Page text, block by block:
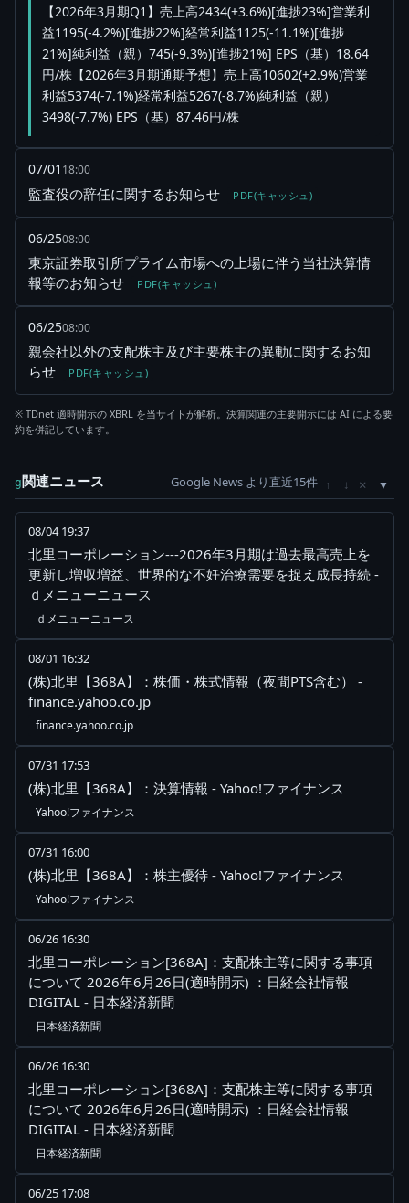
【2026年3月期Q1】売上高2434(+3.6%)[進捗23%]営業利
益1195(-4.2%)[進捗22%]経常利益1125(-11.1%)[進捗
21%]純利益（親）745(-9.3%)[進捗21%] EPS（基）18.64
円/株【2026年3月期通期予想】売上高10602(+2.9%)営業
利益5374(-7.1%)経常利益5267(-8.7%)純利益（親）
3498(-7.7%) EPS（基）87.46円/株
07/01 18:00
監査役の辞任に関するお知らせ PDF(キャッシュ)
06/2508:00
東京証券取引所プライム市場への上場に伴う当社決算情
報等のお知らせ
PDF(キャッシュ)
06/2508:00
親会社以外の支配株主及び主要株主の異動に関するお知
らせ
PDF(キャッシュ)
※ TDnet 適時開示の XBRL を当サイトが解析。決算関連の主要開示には AI による要
約を併記しています。
g関連ニュース Google News より直近15件 ↑ ↓ ×
08/04 19:37
北里コーポレーション---2026年3月期は過去最高売上を
更新し増収増益、世界的な不妊治療需要を捉え成長持続 -
ｄメニューニュース
ｄメニューニュース
08/01 16:32
(株)北里【368A】：株価・株式情報（夜間PTS含む） -
finance.yahoo.co.jp
finance.yahoo.co.jp
07/31 17:53
(株)北里【368A】：決算情報 - Yahoo!ファイナンス
Yahoo!ファイナンス
07/31 16:00
(株)北里【368A】：株主優待 - Yahoo!ファイナンス
Yahoo!ファイナンス
06/26 16:30
北里コーポレーション[368A]：支配株主等に関する事項
について 2026年6月26日(適時開示) ：日経会社情報
DIGITAL - 日本経済新聞
日本経済新聞
06/26 16:30
北里コーポレーション[368A]：支配株主等に関する事項
について 2026年6月26日(適時開示) ：日経会社情報
DIGITAL - 日本経済新聞
日本経済新聞
06/25 17:08